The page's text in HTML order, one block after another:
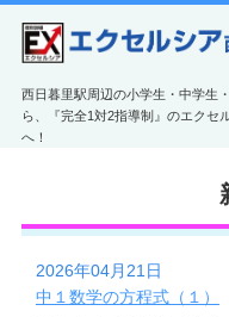
西日暮里駅周辺の小学生・中学生
ら、『完全1対2指導制』のエクセ
へ！
エクセルシアの特長
コース紹介
2026年04月21日
中１数学の方程式（１）